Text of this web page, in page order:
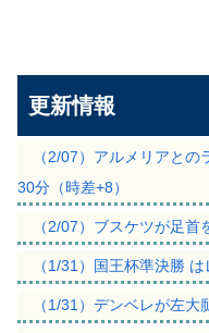
更新情報
（2/07）アルメリアと
30分（時差+8）
（2/07）ブスケツが足
（1/31）国王杯準決勝
（1/31）デンベレが左